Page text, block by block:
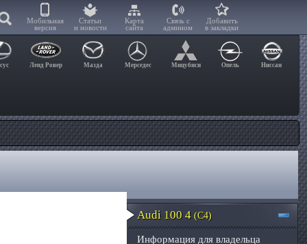
Мобильная
версия
Статьи
и новости
Карта
сайта
Связь с
админом
Добавить
в закладки
Ленд Ровер Мазда Мерседес Мицубиси Опель Ниссан
Audi 100 4 (C4)
Информация для владельца